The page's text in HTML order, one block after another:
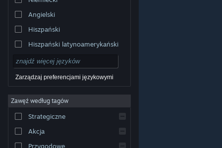
© Valve Corporation. Wszelkie prawa zastrzeżone.
właścicieli w Stanach Zjednoczonych i innych krajach.
dostępu
Umowa użytkownika Steam
pieniędzy |Ciasteczka
Angielski
Hiszpański
Hiszpański latynoamerykański
Zarządzaj preferencjami językowymi
Zawęź według tagów
Strategiczne
Akcja
Przygodowe